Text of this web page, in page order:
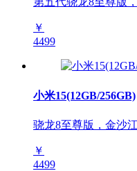
￥
4499
小米15(12GB/256GB)
骁龙8至尊版，金沙
￥
4499